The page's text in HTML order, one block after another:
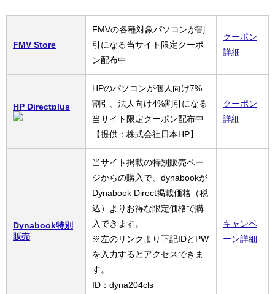
FMV Store
FMVの各種対象パソコンが割
引になる当サイト限定クーポ
ン配布中
クーポン
詳細
HP Directplus
HPのパソコンが個人向け7%
割引、法人向け4%割引になる
当サイト限定クーポン配布中
【提供：株式会社日本HP】
クーポン
詳細
Dynabook特別
販売
当サイト掲載の特別販売ペー
ジからの購入で、dynabookが
Dynabook Direct掲載価格（税
込）よりお得な限定価格で購
入できます。
※左のリンクより下記IDとPW
を入力するとアクセスできま
す。
ID：dyna204cls
キャンペ
ーン詳細